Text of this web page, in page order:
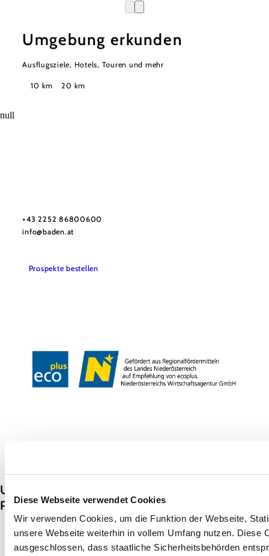
Diese Webseite verwendet Cookies
Wir verwenden Cookies, um die Funktion der Webseite,
unsere Webseite weiterhin in vollem Umfang nutzen.
ausgeschlossen, dass staatliche Sicherheitsbehörden
Umgebung erkunden
Ausflugsziele, Hotels, Touren und mehr
Suchradius
10 km 20 km
null
+43 2252 86800600
info@baden.at
Prospekte bestellen
Unsere
Partner: